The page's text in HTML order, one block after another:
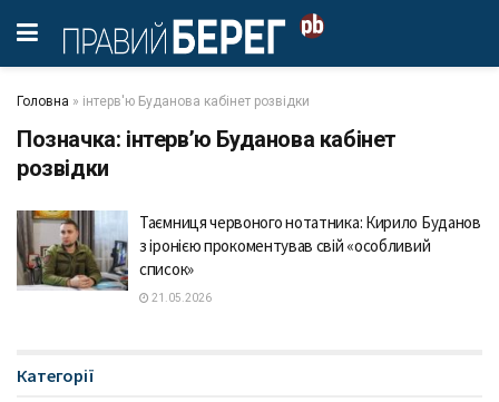
Головна » інтерв'ю Буданова кабінет розвідки
Позначка: інтерв’ю Буданова кабінет
розвідки
Таємниця червоного нотатника: Кирило Буданов
з іронією прокоментував свій «особливий
список»
21.05.2026
Категорії